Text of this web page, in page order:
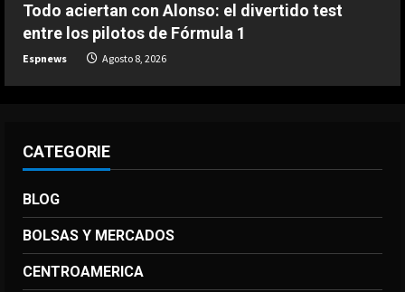
una discoteca
Agosto 7, 2026
Todo aciertan con Alonso: el divertido test
entre los pilotos de Fórmula 1
Espnews Agosto 8, 2026
CATEGORIE
BLOG
BOLSAS Y MERCADOS
CENTROAMERICA